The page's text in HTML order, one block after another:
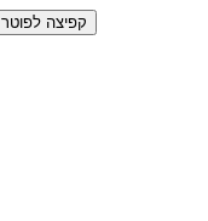
קפיצה לפוטר